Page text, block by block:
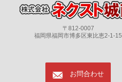
〒812-0007
福岡県福岡市博多区東比恵2-1-15
mail お問合わせ